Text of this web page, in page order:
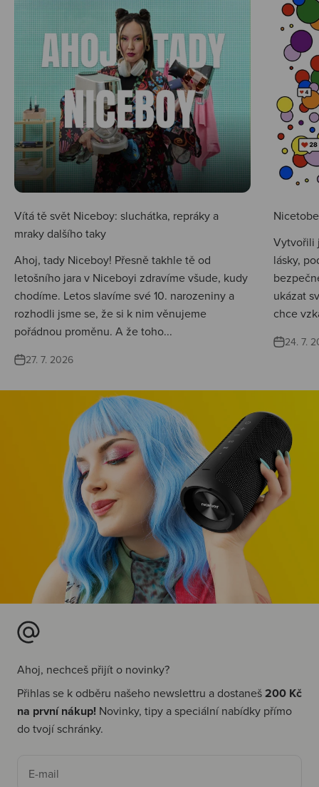
Vítá tě svět Niceboy: sluchátka, repráky a
mraky dalšího taky
Ahoj, tady Niceboy! Přesně takhle tě od
letošního jara v Niceboyi zdravíme všude, kudy
chodíme. Letos slavíme své 10. narozeniny a
rozhodli jsme se, že si k nim věnujeme
pořádnou proměnu. A že toho...
27. 7. 2026
Vytvořili
lásky,
ukázat
chce
24. 7.
Ahoj, nechceš přijít o novinky?
Přihlas se k odběru našeho newslettru a dostaneš200 Kč
na první nákup! Novinky, tipy a speciální nabídky přímo
do tvojí schránky.
E-mail